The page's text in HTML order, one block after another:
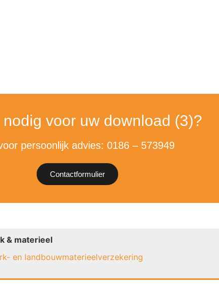
voor uw download (3)?
persoonlijk advies: 0186 – 573949
Contactformulier
& materieel
en landbouwmaterieelverzekering